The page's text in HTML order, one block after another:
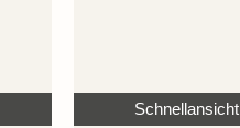
Schnellansicht